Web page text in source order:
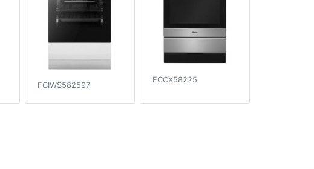
FCIWS582597
FCCX58225